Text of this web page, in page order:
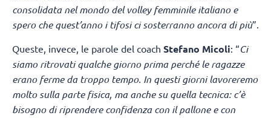
consolidata nel mondo del volley femminile italiano e
spero che quest’anno i tifosi ci sosterranno ancora di più”.
Queste, invece, le parole del coach Stefano Micoli: “Ci
siamo ritrovati qualche giorno prima perché le ragazze
erano ferme da troppo tempo. In questi giorni lavoreremo
molto sulla parte fisica, ma anche su quella tecnica: c’è
bisogno di riprendere confidenza con il pallone e con